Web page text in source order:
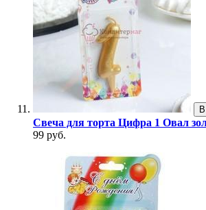
Свеча для торта Цифра 1 Овал
99 руб.